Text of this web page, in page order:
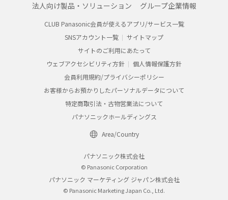
法人向け製品・ソリューション グループ企業情報
CLUB Panasonic会員が使えるアプリ/サービス一覧
SNSアカウント一覧
サイトマップ
サイトのご利用にあたって
ウェブアクセシビリティ方針
個人情報保護方針
会員利用規約/プライバシーポリシー
お客様からお預かりしたパーソナルデータについて
特定商取引法・古物営業法について
パナソニックホールディングス
Area/Country
パナソニック株式会社
© Panasonic Corporation
パナソニック マーケティング ジャパン株式会社
© Panasonic Marketing Japan Co., Ltd.